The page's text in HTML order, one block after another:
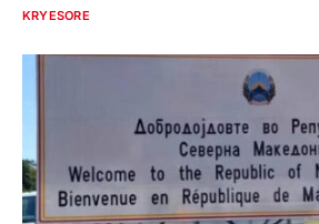
KRYESORE